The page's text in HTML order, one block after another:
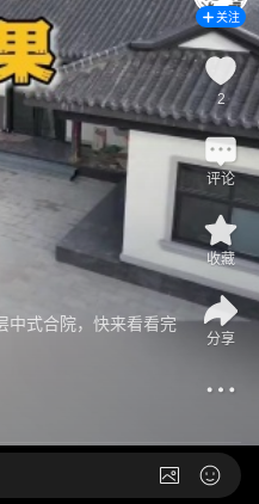
中式合院，快来看看完
关注
2
评论
收藏
分享